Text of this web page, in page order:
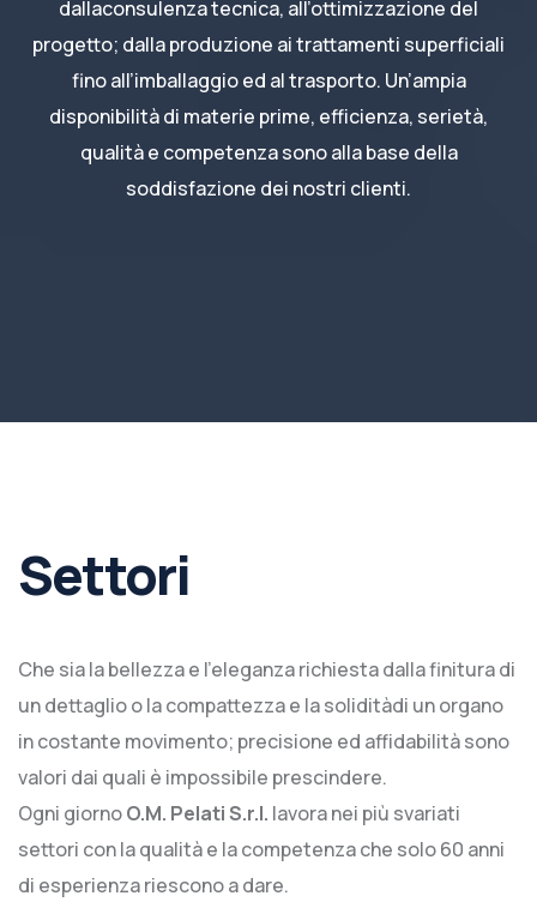
dallaconsulenza tecnica, all’ottimizzazione del
progetto; dalla produzione ai trattamenti superficiali
fino all’imballaggio ed al trasporto. Un’ampia
disponibilità di materie prime, efficienza, serietà,
qualità e competenza sono alla base della
soddisfazione dei nostri clienti.
Settori
Che sia la bellezza e l’eleganza richiesta dalla finitura di
un dettaglio o la compattezza e la soliditàdi un organo
in costante movimento; precisione ed affidabilità sono
valori dai quali è impossibile prescindere.
Ogni giornoO.M. Pelati S.r.l. lavora nei più svariati
settori con la qualità e la competenza che solo 60 anni
di esperienza riescono a dare.